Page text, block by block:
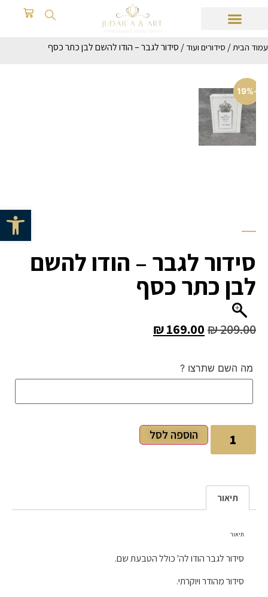
פתח
עמוד הבית/ סידורים ועוד / סידור לגבר – הודו להשם לבן כתר כסף
-19%
סידור לגבר – הודו להשם
לבן כתר כסף
₪209.00
₪169.00
מה השם שתרצו ?
הוספה לסל
תיאור
תיאור
סידור לגבר הודו לה' כולל הטבעת שם.
סידור מהודר ויוקרתי.